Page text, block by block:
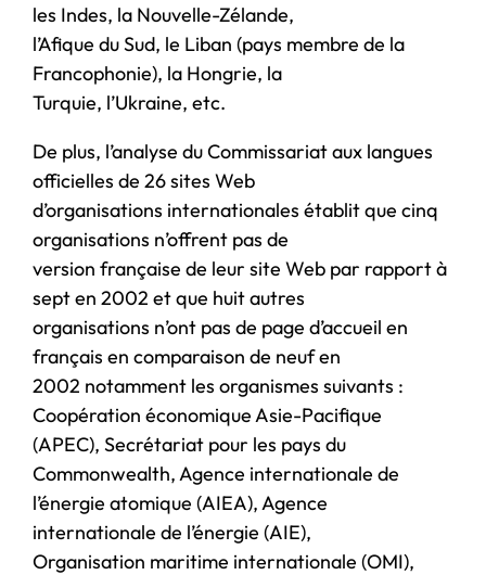
les Indes, la Nouvelle-Zélande,
l’Afique du Sud, le Liban (pays membre de la
Francophonie), la Hongrie, la
Turquie, l’Ukraine, etc.
De plus, l’analyse du Commissariat aux langues
officielles de 26 sites Web
d’organisations internationales établit que cinq
organisations n’offrent pas de
version française de leur site Web par rapport à
sept en 2002 et que huit autres
organisations n’ont pas de page d’accueil en
français en comparaison de neuf en
2002 notamment les organismes suivants :
Coopération économique Asie-Pacifique
(APEC), Secrétariat pour les pays du
Commonwealth, Agence internationale de
l’énergie atomique (AIEA), Agence
internationale de l’énergie (AIE),
Organisation maritime internationale (OMI),